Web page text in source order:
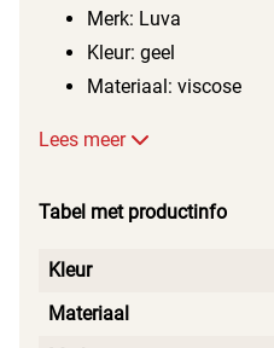
Merk: Luva
Kleur: geel
Materiaal: viscose
Lees meer
Tabel met productinfo
Kleur
Materiaal